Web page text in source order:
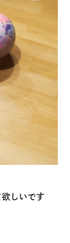
欲しいです